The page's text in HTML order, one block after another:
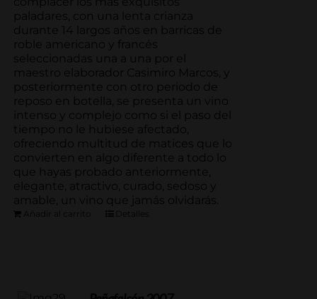
paladares, con una lenta crianza
durante 14 largos años en barricas de
roble americano y francés
seleccionadas una a una por el
maestro elaborador Casimiro Marcos, y
posteriormente con otro periodo de
reposo en botella, se presenta un vino
intenso y complejo como si el paso del
tiempo no le hubiese afectado,
ofreciendo multitud de matices que lo
convierten en algo diferente a todo lo
que hayas probado anteriormente,
elegante, atractivo, curado, sedoso y
amable, un vino que jamás olvidarás.
Añadir al carrito Detalles